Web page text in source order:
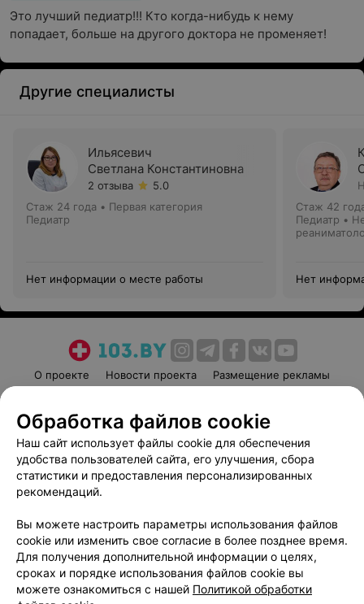
Это лучший педиатр!!! Кто когда-нибудь к нему
попадает, больше на другого доктора не променяет!
Другие специалисты
Ильясевич
Светлана Константиновна
2 отзыва
5.0
Стаж 24 года • Первая категория
Педиатр
Нет информации о месте работы
Стаж 42
Педиатр •
Нет
О проекте Новости проекта
Размещение рекламы
Пользовательское соглашение
Способы оплаты
Вакансии
Партнеры
Написать руководителю 103.by
Обработка персональных данных
Обработка файлов cookie
Наш сайт использует файлы cookie для обеспечения
удобства пользователей сайта, его улучшения, сбора
статистики и предоставления персонализированных
рекомендаций.
Вы можете настроить параметры использования файлов
cookie или изменить свое согласие в более позднее время.
Для получения дополнительной информации о целях,
сроках и порядке использования файлов cookie вы
можете ознакомиться с нашей Политикой обработки